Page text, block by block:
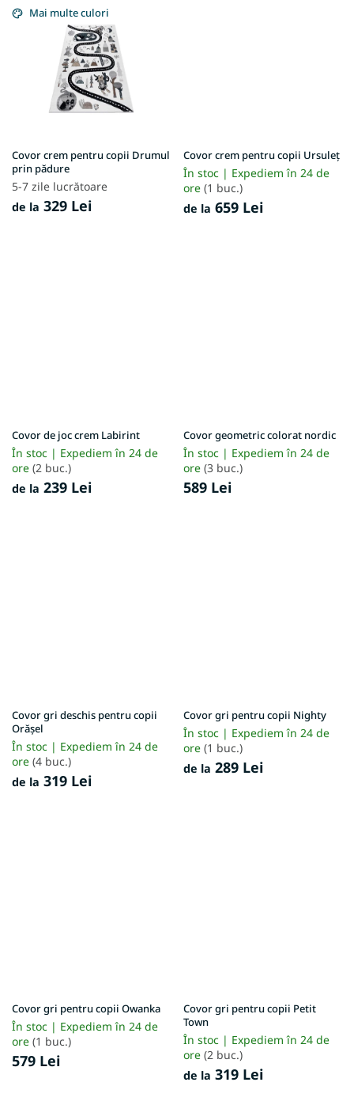
Mai multe culori
Covor crem pentru copii Drumul
prin pădure
5-7 zile lucrătoare
de la 329 Lei
Covor crem pentru copii Ursuleț
În stoc | Expediem în 24 de
ore (1 buc.)
de la 659 Lei
Covor de joc crem Labirint
În stoc | Expediem în 24 de
ore (2 buc.)
de la 239 Lei
Covor geometric colorat nordic
În stoc | Expediem în 24 de
ore (3 buc.)
589 Lei
Covor gri deschis pentru copii
Orășel
În stoc | Expediem în 24 de
ore (4 buc.)
de la 319 Lei
Covor gri pentru copii Nighty
În stoc | Expediem în 24 de
ore (1 buc.)
de la 289 Lei
Covor gri pentru copii Owanka
În stoc | Expediem în 24 de
ore (1 buc.)
579 Lei
Covor gri pentru copii Petit
Town
În stoc | Expediem în 24 de
ore (2 buc.)
de la 319 Lei